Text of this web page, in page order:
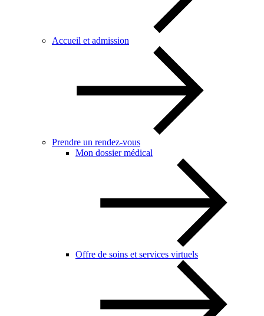
Accueil et admission
Prendre un rendez-vous
Mon dossier médical
Offre de soins et services virtuels